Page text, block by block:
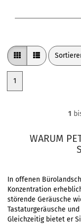
1
1
WARUM
In offenen
Konzentration
störende Geräusche
Tastaturgeräusche
Gleichzeitig bietet er